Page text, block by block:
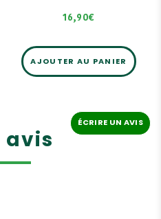
16,90€
AJOUTER AU PANIER
avis
ÉCRIRE UN AVIS